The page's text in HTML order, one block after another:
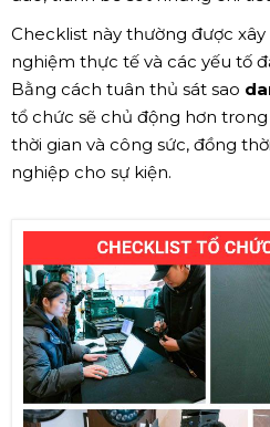
Checklist này thường được
nghiệm thực tế và các yếu tố
Bằng cách tuân thủ sát sao
tổ chức sẽ chủ động hơn
thời gian và công sức, đồng
nghiệp cho sự kiện.